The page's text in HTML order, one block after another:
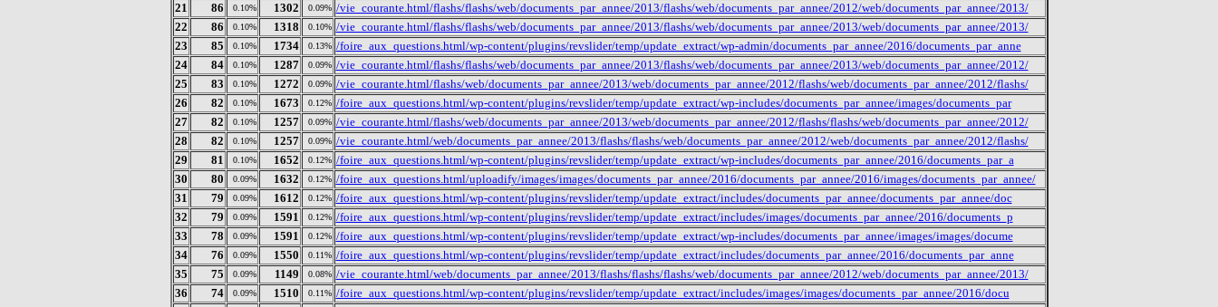
21
86 0.10% 1302 0.09% /vie_courante.html/flashs/flashs/web/documents_par_annee/2013/flashs/web/documents_par_annee/2012/web/documents_par_annee/2013/
22
86 0.10% 1318 0.10% /vie_courante.html/flashs/flashs/web/documents_par_annee/2013/flashs/web/documents_par_annee/2013/web/documents_par_annee/2013/
23
85 0.10% 1734 0.13% /foire_aux_questions.html/wp-content/plugins/revslider/temp/update_extract/wp-admin/documents_par_annee/2016/documents_par_anne
24
84 0.10% 1287 0.09% /vie_courante.html/flashs/flashs/web/documents_par_annee/2013/flashs/web/documents_par_annee/2013/web/documents_par_annee/2012/
25
83 0.10% 1272 0.09% /vie_courante.html/flashs/web/documents_par_annee/2013/web/documents_par_annee/2012/flashs/web/documents_par_annee/2012/flashs/
26
82 0.10% 1673 0.12% /foire_aux_questions.html/wp-content/plugins/revslider/temp/update_extract/wp-includes/documents_par_annee/images/documents_par
27
82 0.10% 1257 0.09% /vie_courante.html/flashs/web/documents_par_annee/2013/web/documents_par_annee/2012/flashs/flashs/web/documents_par_annee/2012/
28
82 0.10% 1257 0.09% /vie_courante.html/web/documents_par_annee/2013/flashs/flashs/web/documents_par_annee/2012/web/documents_par_annee/2012/flashs/
29
81 0.10% 1652 0.12% /foire_aux_questions.html/wp-content/plugins/revslider/temp/update_extract/wp-includes/documents_par_annee/2016/documents_par_a
30
80 0.09% 1632 0.12% /foire_aux_questions.html/uploadify/images/images/documents_par_annee/2016/documents_par_annee/2016/images/documents_par_annee/
31
79 0.09% 1612 0.12% /foire_aux_questions.html/wp-content/plugins/revslider/temp/update_extract/includes/documents_par_annee/documents_par_annee/doc
32
79 0.09% 1591 0.12% /foire_aux_questions.html/wp-content/plugins/revslider/temp/update_extract/includes/images/documents_par_annee/2016/documents_p
33
78 0.09% 1591 0.12% /foire_aux_questions.html/wp-content/plugins/revslider/temp/update_extract/wp-includes/documents_par_annee/images/images/docume
34
76 0.09% 1550 0.11% /foire_aux_questions.html/wp-content/plugins/revslider/temp/update_extract/includes/documents_par_annee/2016/documents_par_anne
35
75 0.09% 1149 0.08% /vie_courante.html/web/documents_par_annee/2013/flashs/flashs/flashs/web/documents_par_annee/2012/web/documents_par_annee/2013/
36
74 0.09% 1510 0.11% /foire_aux_questions.html/wp-content/plugins/revslider/temp/update_extract/includes/images/images/documents_par_annee/2016/docu